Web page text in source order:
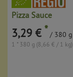
Pizza Sauce
3,29 € * / 380 g
1 * 380 g (8,66 € / 1 kg)